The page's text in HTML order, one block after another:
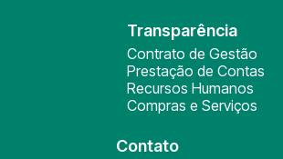
Transparência
Contrato de Gestão
Prestação de Contas
Recursos Humanos
Compras e Serviços
Contato